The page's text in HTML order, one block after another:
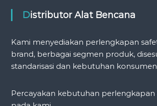
Distributor Alat Bencana
Kami menyediakan perlengkapan
brand, berbagai segmen produk,
standarisasi dan kebutuhan
Percayakan kebutuhan perlengkapan